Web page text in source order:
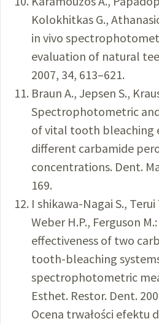
Kolokhitkas G.,
in vivo
evaluation of natural
2007, 34, 613–621.
Braun A., Jepsen S.,
Spectrophotometric
of vital tooth bleaching
different carbamide
concentrations. Dent.
169.
I shikawa-Nagai S., Terui
Weber H.P., Ferguson
effectiveness of two
tooth-bleaching
spectrophotometric
Esthet. Restor. Dent.
Ocena trwałości efektu